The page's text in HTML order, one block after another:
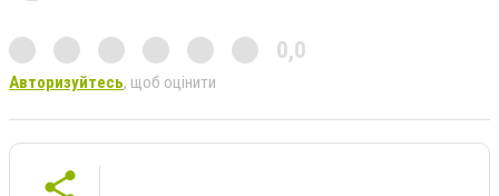
0,0
Авторизуйтесь, щоб оцінити